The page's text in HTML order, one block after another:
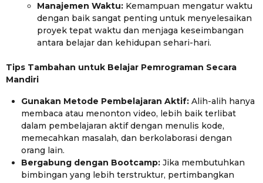
Manajemen Waktu:Kemampuan mengatur waktu
dengan baik sangat penting untuk menyelesaikan
proyek tepat waktu dan menjaga keseimbangan
antara belajar dan kehidupan sehari-hari.
Tips Tambahan untuk Belajar Pemrograman Secara
Mandiri
Gunakan Metode Pembelajaran Aktif: Alih-alih hanya
membaca atau menonton video, lebih baik terlibat
dalam pembelajaran aktif dengan menulis kode,
memecahkan masalah, dan berkolaborasi dengan
orang lain.
Bergabung dengan Bootcamp: Jika membutuhkan
bimbingan yang lebih terstruktur, pertimbangkan